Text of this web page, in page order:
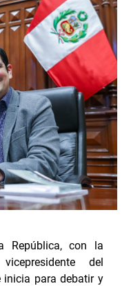
República, con la
del
inicia para debatir y